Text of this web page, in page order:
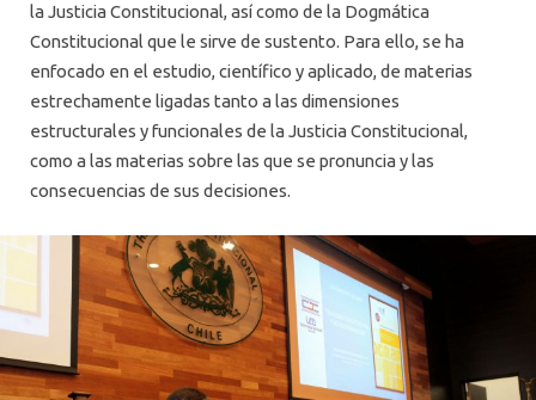
la Justicia Constitucional, así como de la Dogmática
Constitucional que le sirve de sustento. Para ello, se ha
enfocado en el estudio, científico y aplicado, de materias
estrechamente ligadas tanto a las dimensiones
estructurales y funcionales de la Justicia Constitucional,
como a las materias sobre las que se pronuncia y las
consecuencias de sus decisiones.